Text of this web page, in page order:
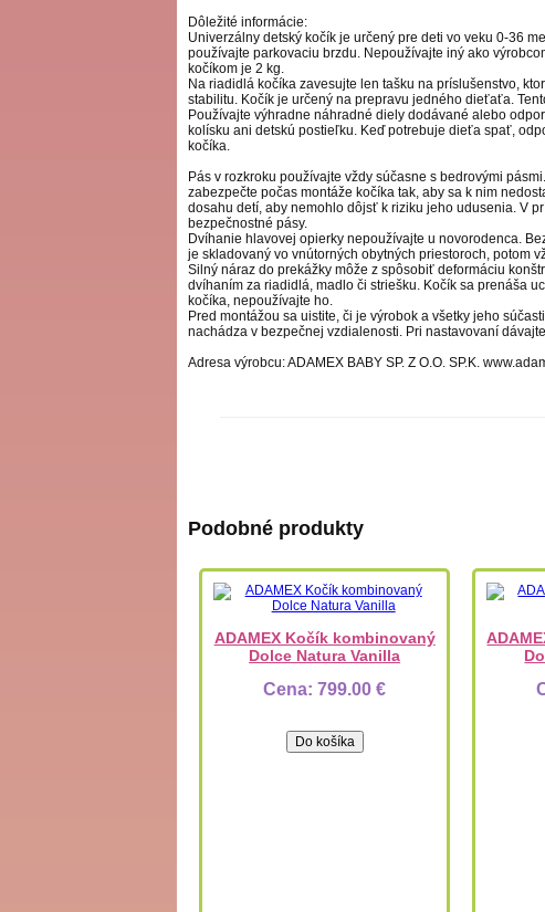
Dôležité informácie:
Univerzálny detský kočík je určený pre deti vo veku 0-36
používajte parkovaciu brzdu. Nepoužívajte iný ako
kočíkom je 2 kg.
Na riadidlá kočíka zavesujte len tašku na príslušenstvo,
stabilitu. Kočík je určený na prepravu jedného dieťaťa.
Používajte výhradne náhradné diely dodávané alebo
kolísku ani detskú postieľku. Keď potrebuje dieťa spať,
kočíka.
Pás v rozkroku používajte vždy súčasne s bedrovými
zabezpečte počas montáže kočíka tak, aby sa k nim
dosahu detí, aby nemohlo dôjsť k riziku jeho udusenia. V
bezpečnostné pásy.
Dvíhanie hlavovej opierky nepoužívajte u novorodenca.
je skladovaný vo vnútorných obytných priestoroch, potom
Silný náraz do prekážky môže z spôsobiť deformáciu
dvíhaním za riadidlá, madlo či striešku. Kočík sa prenáša
kočíka, nepoužívajte ho.
Pred montážou sa uistite, či je výrobok a všetky jeho
nachádza v bezpečnej vzdialenosti. Pri nastavovaní
Adresa výrobcu: ADAMEX BABY SP. Z O.O. SP.K.
Podobné produkty
ADAMEX Kočík kombinovaný
Dolce Natura Vanilla
Cena:799.00 €